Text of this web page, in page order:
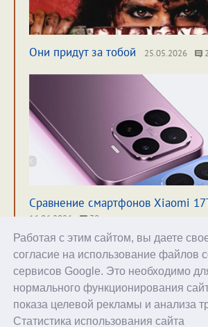
Работая с этим сайтом, вы даете
согласие на использование файлов
сервисов Google. Это необходимо
нормального функционирования
показа целевой рекламы и анализа
Статистика использования сайта
Они придут за тобой 25.05.2026
Сравнение смартфонов Xiaomi
16.06.2026 38
Хостинг
© 1998–2026 Alex Exler